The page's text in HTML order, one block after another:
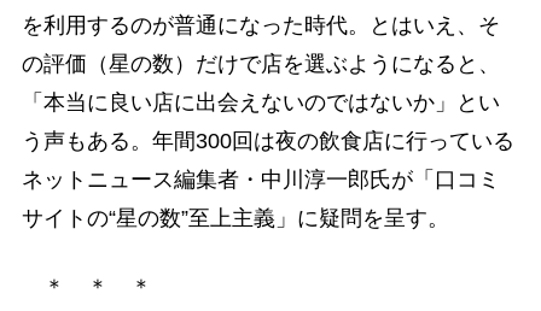
を利用するのが普通になった時代。とはいえ、そ
の評価（星の数）だけで店を選ぶようになると、
「本当に良い店に出会えないのではないか」とい
う声もある。年間300回は夜の飲食店に行っている
ネットニュース編集者・中川淳一郎氏が「口コミ
サイトの“星の数”至上主義」に疑問を呈す。
＊ ＊ ＊